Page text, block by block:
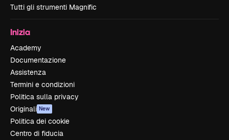
Tutti gli strumenti Magnific
Inizia
Academy
Documentazione
Assistenza
Termini e condizioni
Politica sulla privacy
Originali New
Politica dei cookie
Centro di fiducia